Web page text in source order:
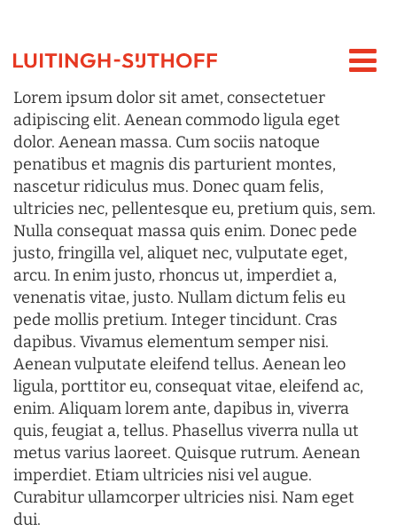
Lorem ipsum dolor sit amet, consectetuer
adipiscing elit. Aenean commodo ligula eget
dolor. Aenean massa. Cum sociis natoque
penatibus et magnis dis parturient montes,
nascetur ridiculus mus. Donec quam felis,
ultricies nec, pellentesque eu, pretium quis, sem.
Nulla consequat massa quis enim. Donec pede
justo, fringilla vel, aliquet nec, vulputate eget,
arcu. In enim justo, rhoncus ut, imperdiet a,
venenatis vitae, justo. Nullam dictum felis eu
pede mollis pretium. Integer tincidunt. Cras
dapibus. Vivamus elementum semper nisi.
Aenean vulputate eleifend tellus. Aenean leo
ligula, porttitor eu, consequat vitae, eleifend ac,
enim. Aliquam lorem ante, dapibus in, viverra
quis, feugiat a, tellus. Phasellus viverra nulla ut
metus varius laoreet. Quisque rutrum. Aenean
imperdiet. Etiam ultricies nisi vel augue.
Curabitur ullamcorper ultricies nisi. Nam eget
dui.